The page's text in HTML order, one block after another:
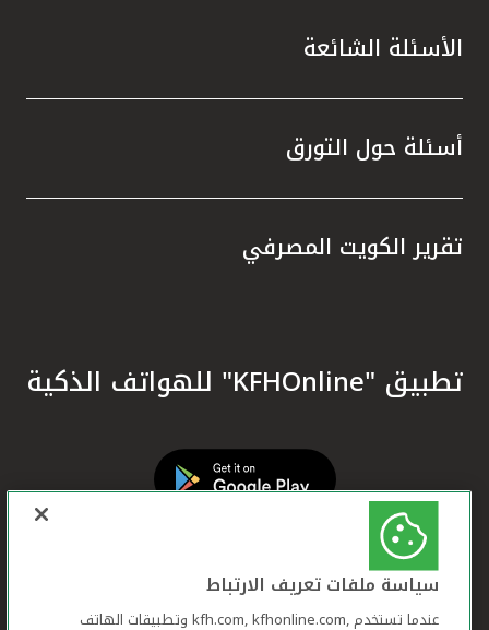
الأسئلة الشائعة
أسئلة حول التورق
تقرير الكويت المصرفي
تطبيق "KFHOnline" للهواتف الذكية
سياسة ملفات تعريف الارتباط
عندما تستخدم ,kfh.com, kfhonline.com وتطبيقات الهاتف